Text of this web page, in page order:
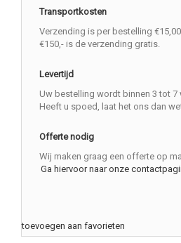
Transportkosten
Verzending is per bestelling
€150,- is de verzending gratis.
Levertijd
Uw bestelling wordt binnen 3 tot
Heeft u spoed, laat het ons dan
Offerte nodig
Wij maken graag een offerte op
Ga hiervoor naar onze
toevoegen aan favorieten